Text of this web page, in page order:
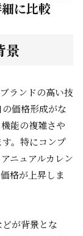
に比較
景
ランドの高い技
価格形成がな
能の複雑さや
。特にコンプ
ニュアルカレン
格が上昇しま
が背景とな